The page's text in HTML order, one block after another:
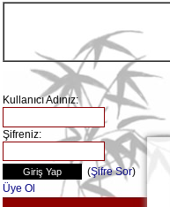
Kullanıcı Adınız:
Şifreniz:
(Şifre Sor)
Üye Ol